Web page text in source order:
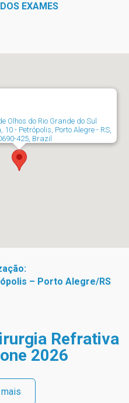
EXAMES
Olhos do Rio Grande do Sul
10 - Petrópolis, Porto Alegre - RS,
425, Brazil
– Porto Alegre/RS
Refrativa
2026